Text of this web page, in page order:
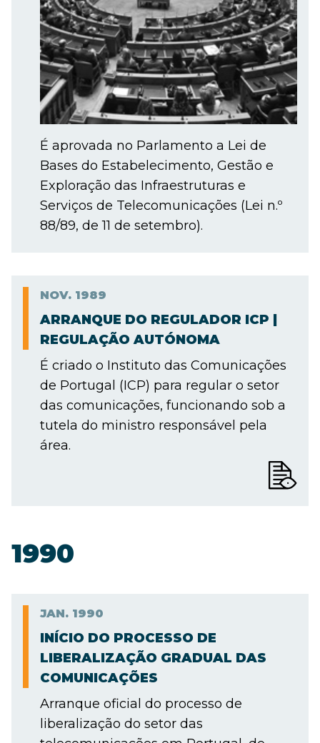
É aprovada no Parlamento a Lei de
Bases do Estabelecimento, Gestão e
Exploração das Infraestruturas e
Serviços de Telecomunicações (Lei n.º
88/89, de 11 de setembro).
NOV. 1989
ARRANQUE DO REGULADOR ICP |
REGULAÇÃO AUTÓNOMA
É criado o Instituto das Comunicações
de Portugal (ICP) para regular o setor
das comunicações, funcionando sob a
tutela do ministro responsável pela
área.
1990
JAN. 1990
INÍCIO DO PROCESSO DE
LIBERALIZAÇÃO GRADUAL DAS
COMUNICAÇÕES
Arranque oficial do processo de
liberalização do setor das